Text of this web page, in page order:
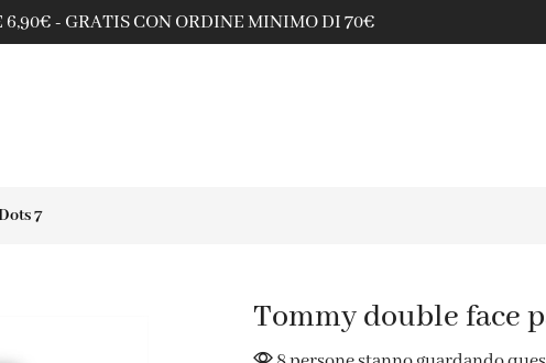
IN 3 RATE SENZA INTERESSI CON PAYPAL
7
Tommy double face